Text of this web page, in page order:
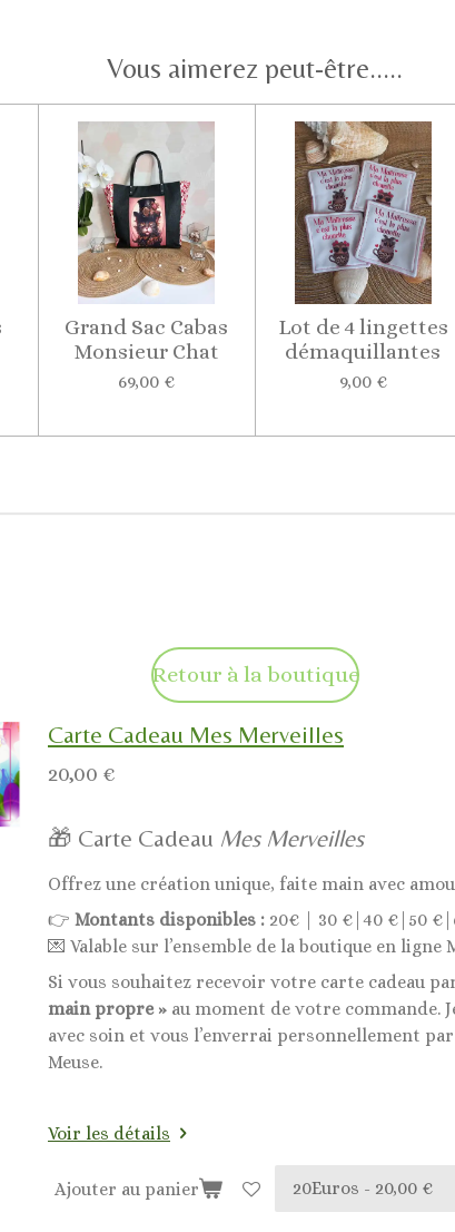
Vous aimerez peut-être.....
Grand Sac Cabas
Monsieur Chat
69,00 €
Lot de 4 lingettes
démaquillantes
9,00 €
Retour à la boutique
Carte Cadeau Mes Merveilles
20,00 €
🎁 Carte Cadeau Mes Merveilles
Offrez une création unique, faite main avec
👉 Montants disponibles : 20€ | 30 €|40 €|50
💌 Valable sur l’ensemble de la boutique en ligne
Si vous souhaitez recevoir votre carte cadeau
main propre » au moment de votre commande.
avec soin et vous l’enverrai personnellement
Meuse.
Voir les détails
Ajouter au panier